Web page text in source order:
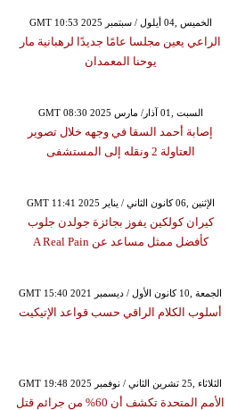
GMT 10:53 2025 الخميس ,04 أيلول / سبتمبر
الراعي يعين مجلسا عامًا جديدًا لرهبانية مار
يوحنا المعمدان
GMT 08:30 2025 السبت ,01 آذار/ مارس
إصابة أحمد السقا في وجهه خلال تصوير
العتاولة 2 ونقله إلى المستشفى
GMT 11:41 2025 الإثنين ,06 كانون الثاني / يناير
كيران كولكين يفوز بجائزة جولدن جلوب
كأفضل ممثل مساعد عن A Real Pain
GMT 15:40 2021 الجمعة ,10 كانون الأول / ديسمبر
أسلوب الكلام الراقي حسب قواعد الإتيكيت
GMT 19:48 2025 الثلاثاء ,25 تشرين الثاني / نوفمبر
الأمم المتحدة تكشف أن 60% من جرائم قتل